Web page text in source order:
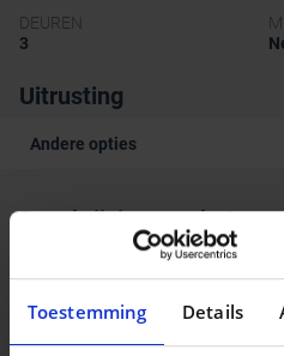
Toestemming Details
DEUREN
3
Uitrusting
Andere opties
Beschrijving van het
Mercedes-Benz A 200 Option
Additional option :
* VÃ©hicule non fumeur